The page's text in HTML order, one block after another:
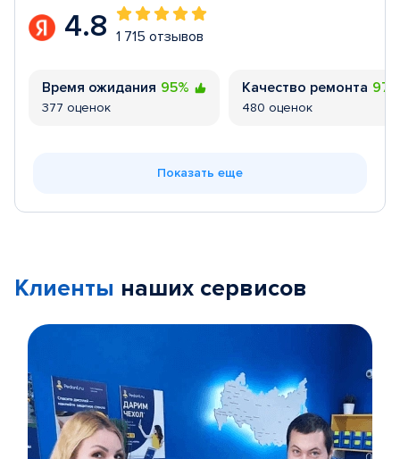
4.8 1 715 отзывов
Время ожидания 95%
377 оценок
Качество ремонта
480 оценок
Показать еще
Клиенты наших сервисов